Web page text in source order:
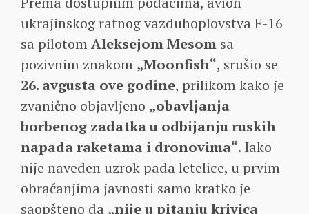
ukrajinskog ratnog vazduhoplovstva F-16
sa pilotomAleksejom Mesom sa
pozivnim znakom „Moonfish“, srušio se
26. avgusta ove godine, prilikom kako je
zvanično objavljeno „obavljanja
borbenog zadatka u odbijanju ruskih
napada raketama i dronovima“. Iako
nije naveden uzrok pada letelice, u prvim
obraćanjima javnosti samo kratko je
saopšteno da „nije u pitanju krivica